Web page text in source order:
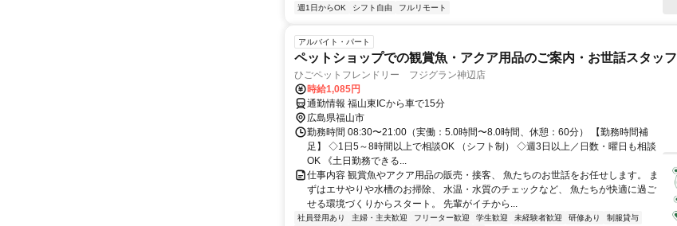
週1日からOK シフト自由 フルリモート
アルバイト・パート
ペットショップでの観賞魚・アクア用品のご案内・お世話スタッフ
ひごペットフレンドリー フジグラン神辺店
時給1,085円
通勤情報 福山東ICから車で15分
広島県福山市
勤務時間 08:30〜21:00（実働：5.0時間〜8.0時間、休憩：60分） 【勤務時間補
足】 ◇1日5～8時間以上で相談OK （シフト制） ◇週3日以上／日数・曜日も相談
OK 《土日勤務できる...
仕事内容 観賞魚やアクア用品の販売・接客、 魚たちのお世話をお任せします。 ま
ずはエサやりや水槽のお掃除、 水温・水質のチェックなど、 魚たちが快適に過ご
せる環境づくりからスタート。 先輩がイチから...
社員登用あり 主婦・主夫歓迎 フリーター歓迎 学生歓迎 未経験者歓迎 研修あり
制服貸与